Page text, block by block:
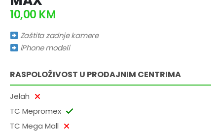
10,00 KM
Zaštita zadnje kamere
iPhone modeli
RASPOLOŽIVOST U PRODAJNIM CENTRIMA
Jelah
TC Mepromex
TC Mega Mall